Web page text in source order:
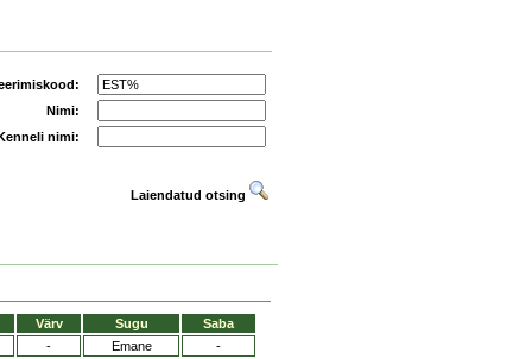
Nimi:
nimi:
Laiendatud otsing
Värv Sugu
Saba
- Emane -